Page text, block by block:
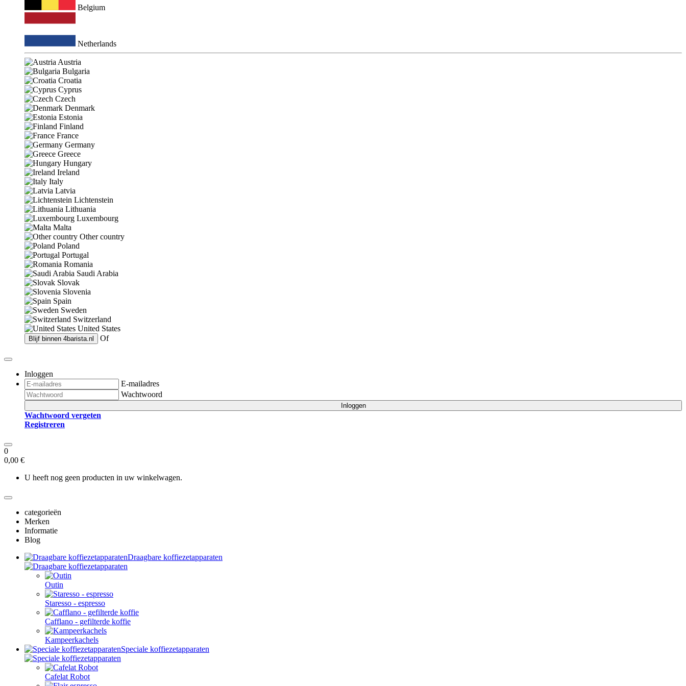
Belgium
Netherlands
Austria
Bulgaria
Croatia
Cyprus
Czech
Denmark
Estonia
Finland
France
Germany
Greece
Hungary
Ireland
Italy
Latvia
Lichtenstein
Lithuania
Luxembourg
Malta
Other country
Poland
Portugal
Romania
Saudi Arabia
Slovak
Slovenia
Spain
Sweden
Switzerland
United States
Blijf binnen 4barista.nl Of
Inloggen
E-mailadres
Wachtwoord
Inloggen
Wachtwoord vergeten
Registreren
0
0,00 €
U heeft nog geen producten in uw winkelwagen.
categorieën
Merken
Informatie
Blog
Draagbare koffiezetapparaten
Outin
Staresso - espresso
Cafflano - gefilterde koffie
Kampeerkachels
Speciale koffiezetapparaten
Cafelat Robot